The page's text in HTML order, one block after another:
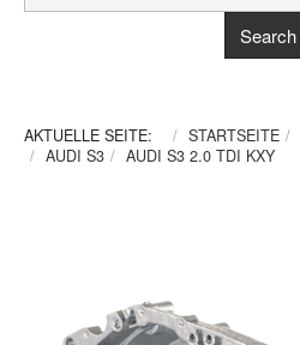
AKTUELLE SEITE: STARTSEITE
AUDI S3
AUDI S3 2.0 TDI KXY